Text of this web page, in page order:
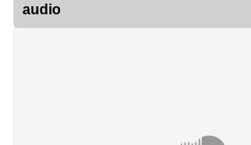
audio